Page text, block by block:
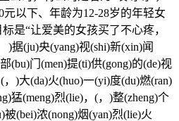
以下、年龄为12-28岁的年轻女
是“让爱美的女孩买了不心疼，
央(yang)视(shi)新(xin)闻
(bu)门(men)提(ti)供(gong)的(de)视
)大(da)火(huo)一(yi)度(du)燃(ran)
猛(meng)烈(lie)，(，)整(zheng)个
被(bei)浓(nong)烟(yan)烈(lie)火